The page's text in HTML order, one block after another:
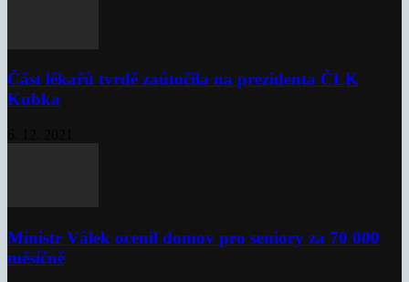
Část lékařů tvrdě zaútočila na prezidenta ČLK
Kubka
Ministr Válek ocenil domov pro seniory za 70 000
měsíčně